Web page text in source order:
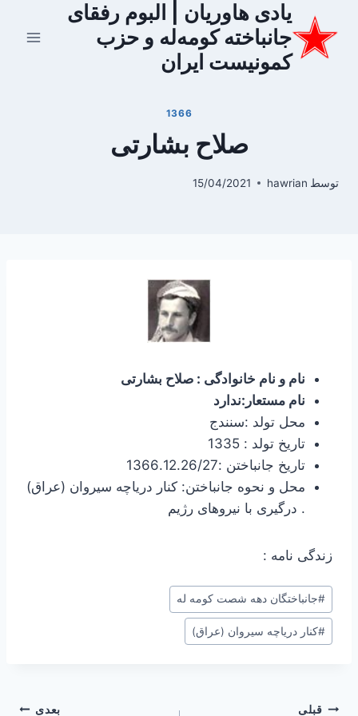
محتوا
یادی هاوریان | البوم رفقای
جانباخته کومه‌له و حزب
کمونیست ایران
1366
صلاح بشارتی
توسط hawrian
15/04/2021
نام و نام خانوادگی : صلاح بشارتی
نام مستعار:ندارد
محل تولد :سنندج
تاریخ تولد : 1335
تاریخ جانباختن :1366.12.26/27
محل و نحوه جانباختن: کنار دریاچه سیروان (عراق)
. درگیری با نیروهای رژیم
زندگی نامه :
برچسب‌های
نوشته:
#جانباختگان دهه شصت کومه له
#کنار دریاچه سیروان (عراق)
قبلی بعدی